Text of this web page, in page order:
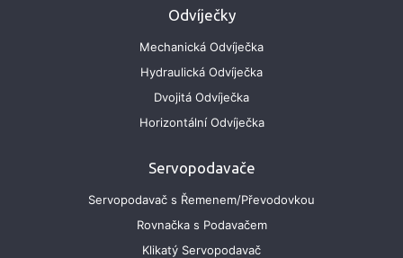
Odvíječky
Mechanická Odvíječka
Hydraulická Odvíječka
Dvojitá Odvíječka
Horizontální Odvíječka
Servopodavače
Servopodavač s Řemenem/Převodovkou
Rovnačka s Podavačem
Klikatý Servopodavač